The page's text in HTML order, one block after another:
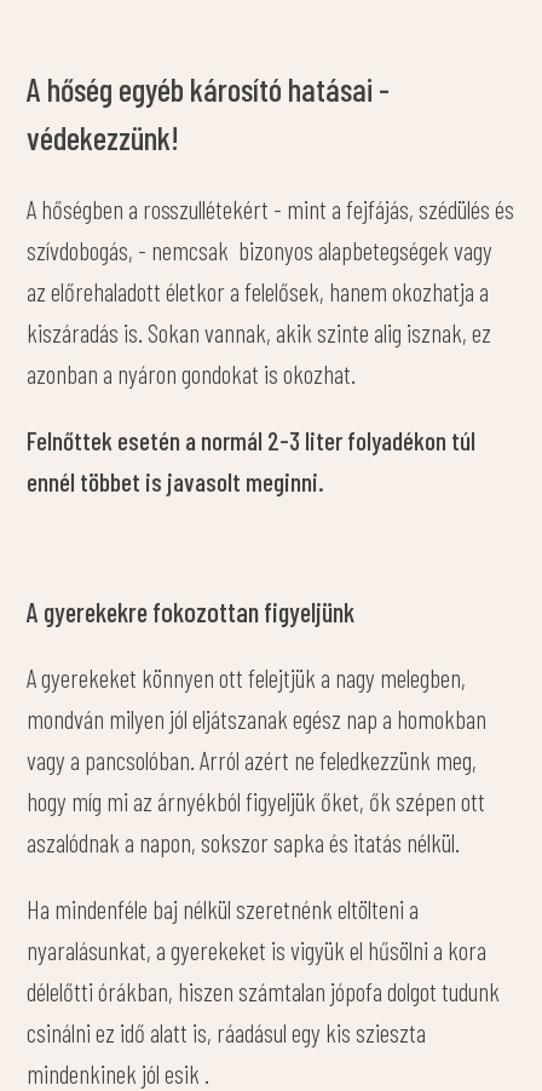
A hőség egyéb károsító hatásai -
védekezzünk!
A hőségben a rosszullétekért - mint a fejfájás, szédülés és
szívdobogás, - nemcsak bizonyos alapbetegségek vagy
az előrehaladott életkor a felelősek, hanem okozhatja a
kiszáradás is. Sokan vannak, akik szinte alig isznak, ez
azonban a nyáron gondokat is okozhat.
Felnőttek esetén a normál 2-3 liter folyadékon túl
ennél többet is javasolt meginni.
A gyerekekre fokozottan figyeljünk
A gyerekeket könnyen ott felejtjük a nagy melegben,
mondván milyen jól eljátszanak egész nap a homokban
vagy a pancsolóban. Arról azért ne feledkezzünk meg,
hogy míg mi az árnyékból figyeljük őket, ők szépen ott
aszalódnak a napon, sokszor sapka és itatás nélkül.
Ha mindenféle baj nélkül szeretnénk eltölteni a
nyaralásunkat, a gyerekeket is vigyük el hűsölni a kora
délelőtti órákban, hiszen számtalan jópofa dolgot tudunk
csinálni ez idő alatt is, ráadásul egy kis szieszta
mindenkinek jól esik .